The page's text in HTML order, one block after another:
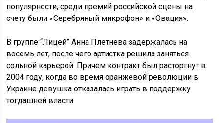
популярности, среди премий российской сцены на
счету были «Серебряный микрофон» и «Овация».
В группе “Лицей” Анна Плетнева задержалась на
восемь лет, после чего артистка решила заняться
сольной карьерой. Причем контракт был расторгнут в
2004 году, когда во время оранжевой революции в
Украине девушка отказалась играть в поддержку
тогдашней власти.